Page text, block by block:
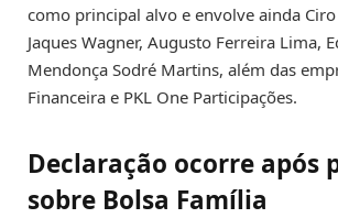
como principal alvo e envolve ainda
Jaques Wagner, Augusto Ferreira Lima,
Mendonça Sodré Martins, além das
Financeira e PKL One Participações.
Declaração ocorre após
sobre Bolsa Família